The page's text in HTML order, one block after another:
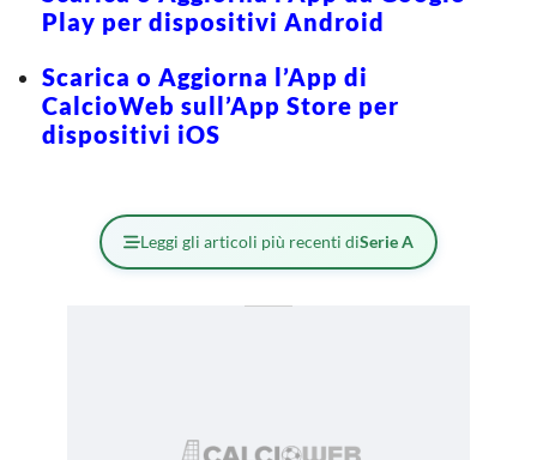
Play per dispositivi Android
Scarica o Aggiorna l’App di
CalcioWeb sull’App Store per
dispositivi iOS
Leggi gli articoli più recenti diSerie A